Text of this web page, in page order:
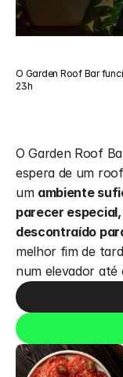
O Garden Roof Bar
23h
O Garden Roof
espera de um
um ambiente
parecer
descontraído
melhor fim de
num elevador até